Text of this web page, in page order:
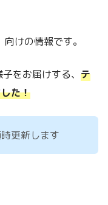
けの情報です。
をお届けする、 テ
た！
更新します